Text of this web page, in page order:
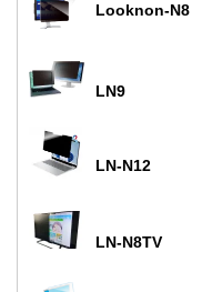
Looknon-N8
LN9
LN-N12
LN-N8TV